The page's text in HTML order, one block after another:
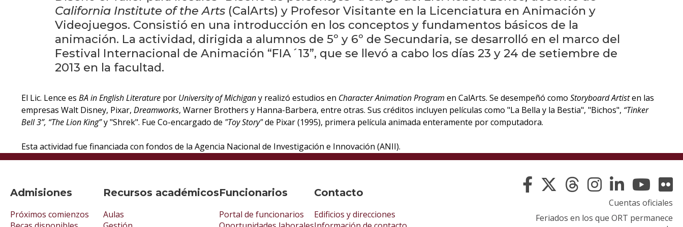
anteriores
La
universidad
Blog
institucional
California Institute of the Arts(CalArts) y Profesor Visitante en la Licenciatura en Animación y
Videojuegos. Consistió en una introducción en los conceptos y fundamentos básicos de la
animación. La actividad, dirigida a alumnos de 5º y 6º de Secundaria, se desarrolló en el marco del
Festival Internacional de Animación “FIA´13”, que se llevó a cabo los días 23 y 24 de setiembre de
2013 en la facultad.
El Lic. Lence es BA in English Literature por University of Michigany realizó estudios en Character Animation Program en CalArts. Se desempeñó como Storyboard Artisten las
empresas Walt Disney, Pixar, Dreamworks, Warner Brothers y Hanna-Barbera, entre otras. Sus créditos incluyen películas como "La Bella y la Bestia", "Bichos", “Tinker
Bell 3”, “The Lion King”y "Shrek". Fue Co-encargado de "Toy Story"de Pixar (1995), primera película animada enteramente por computadora.
Esta actividad fue financiada con fondos de la Agencia Nacional de Investigación e Innovación (ANII).
Admisiones
Próximos comienzos
Recursos académicos
Aulas
Funcionarios
Portal de funcionarios
Contacto
Edificios y direcciones
Cuentas oficiales
Feriados en los que ORT permanece